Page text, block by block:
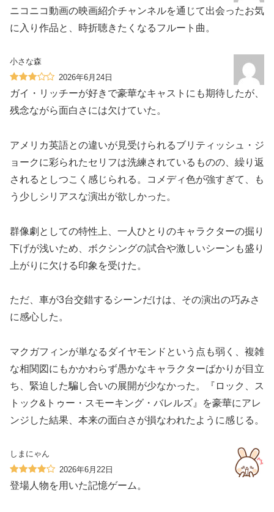
ニコニコ動画の映画紹介チャンネルを通じて出会ったお気
に入り作品と、時折聴きたくなるフルート曲。
小さな森
2026年6月24日
ガイ・リッチーが好きで豪華なキャストにも期待したが、
残念ながら面白さには欠けていた。
アメリカ英語との違いが見受けられるブリティッシュ・ジ
ョークに彩られたセリフは洗練されているものの、繰り返
されるとしつこく感じられる。コメディ色が強すぎて、も
う少しシリアスな演出が欲しかった。
群像劇としての特性上、一人ひとりのキャラクターの掘り
下げが浅いため、ボクシングの試合や激しいシーンも盛り
上がりに欠ける印象を受けた。
ただ、車が3台交錯するシーンだけは、その演出の巧みさ
に感心した。
マクガフィンが単なるダイヤモンドという点も弱く、複雑
な相関図にもかかわらず愚かなキャラクターばかりが目立
ち、緊迫した騙し合いの展開が少なかった。『ロック、ス
トック&トゥー・スモーキング・バレルズ』を豪華にアレ
ンジした結果、本来の面白さが損なわれたように感じる。
しまにゃん
2026年6月22日
登場人物を用いた記憶ゲーム。